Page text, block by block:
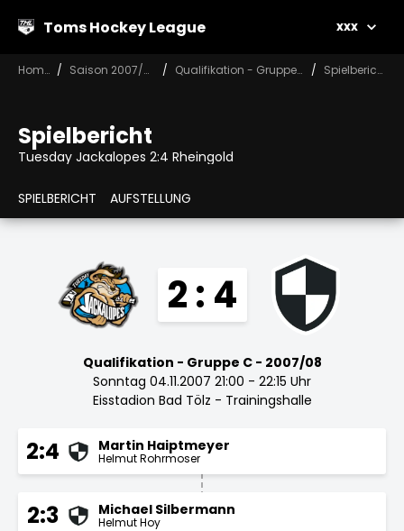
Toms Hockey League xxx
Home Saison 2007/08 Qualifikation - Gruppe C Spielbericht
Spielbericht
Tuesday Jackalopes 2:4 Rheingold
SPIELBERICHT AUFSTELLUNG
2 : 4
Qualifikation - Gruppe C - 2007/08
Sonntag 04.11.2007 21:00 - 22:15 Uhr
Eisstadion Bad Tölz - Trainingshalle
2:4 Martin Haiptmeyer
Helmut Rohrmoser
2:3 Michael Silbermann
Helmut Hoy